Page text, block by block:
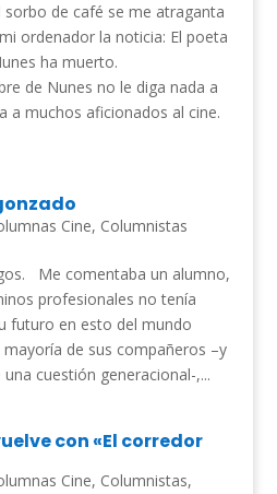
sorbo de café se me atraganta
ordenador la noticia: El poeta
ha muerto.
de Nunes no le diga nada a
a muchos aficionados al cine.
Cine, Columnistas
Me comentaba un alumno,
profesionales no tenía
futuro en esto del mundo
de sus compañeros –y
cuestión generacional-,...
con «El corredor
Cine, Columnistas,